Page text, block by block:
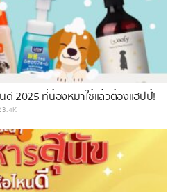
ดี 2025 ที่น้องหมาใช้แล้วต้องแฮปปี้!